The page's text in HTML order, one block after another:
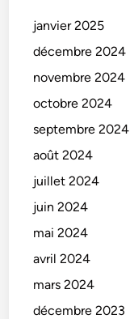
janvier 2025
décembre 2024
novembre 2024
octobre 2024
septembre 2024
août 2024
juillet 2024
juin 2024
mai 2024
avril 2024
mars 2024
décembre 2023